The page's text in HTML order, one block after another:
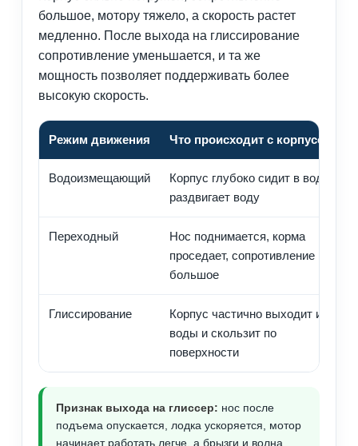
большое, мотору тяжело, а скорость растет
медленно. После выхода на глиссирование
сопротивление уменьшается, и та же
мощность позволяет поддерживать более
высокую скорость.
Режим движения Что происходит с корпусом
Водоизмещающий
Корпус глубоко сидит в воде и
раздвигает воду
Переходный
Нос поднимается, корма
проседает, сопротивление
большое
Глиссирование
Корпус частично выходит из
воды и скользит по
поверхности
Признак выхода на глиссер: нос после
подъема опускается, лодка ускоряется, мотор
начинает работать легче, а брызги и волна